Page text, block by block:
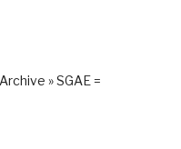
» SGAE =